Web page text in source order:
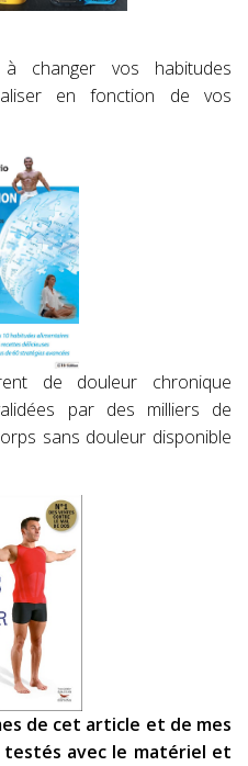
changer vos habitudes
en fonction de vos
de douleur chronique
par des milliers de
sans douleur disponible
de cet article et de mes
avec le matériel et